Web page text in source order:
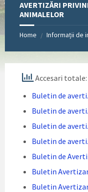
AVERTIZĂRI
ANIMALELOR
Home / Informații de
Accesari totale:
Buletin de
Buletin de
Buletin de
Buletin de
Buletin de
Buletin
Buletin